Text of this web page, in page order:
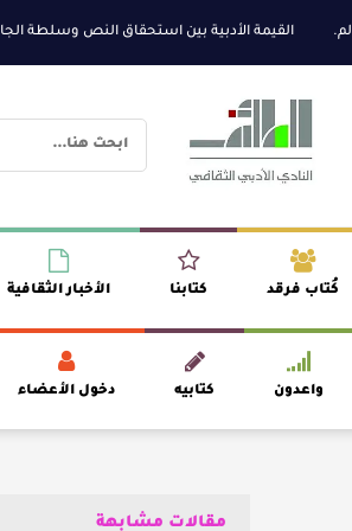
القيمة الأدبية بين استحقاق النص وسلطة الجائزة
كُتاب فرقد كتابنا الأخبار الثقافية
واعدون كتابيه دخول الأعضاء
مقالات مشابهة